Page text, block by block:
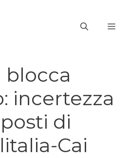
blocca
incertezza
di
Cai